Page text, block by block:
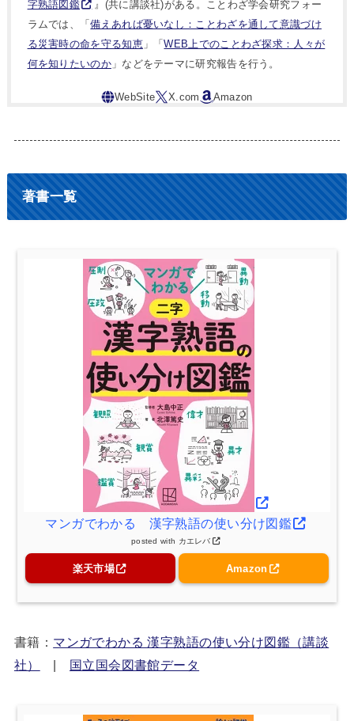
字熟語図鑑
』(共に講談社)がある。ことわざ学会研究フォー
ラムでは、「備えあれば憂いなし：ことわざを通して意識づけ
る災害時の命を守る知恵」「WEB上でのことわざ探求：人々が
何を知りたいのか」などをテーマに研究報告を行う。
著書一覧
マンガでわかる 漢字熟語の使い分け図鑑
posted with カエレバ
楽天市場 Amazon
書籍： マンガでわかる 漢字熟語の使い分け図鑑（講談
社）
| 国立国会図書館データ